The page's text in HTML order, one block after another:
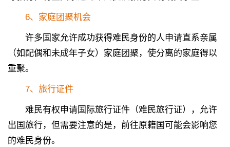
6、 家庭团聚机会
许多国家允许成功获得难民身份的人申请直系亲属
（如配偶和未成年子女）家庭团聚，使分离的家庭得以
重聚。
7、 旅行证件
难民有权申请国际旅行证件（难民旅行证），允许
出国旅行，但需要注意的是，前往原籍国可能会影响您
的难民身份。